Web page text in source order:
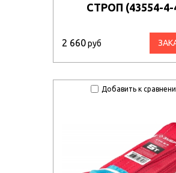
СТРОП (43554-4-
2 660руб
Добавить к